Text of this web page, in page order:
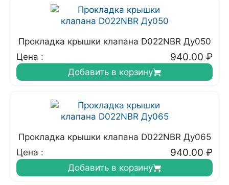
Прокладка крышки клапана D022NBR Ду050
Цена :
940.00 ₽
Добавить в корзину
Прокладка крышки клапана D022NBR Ду065
Цена :
940.00 ₽
Добавить в корзину